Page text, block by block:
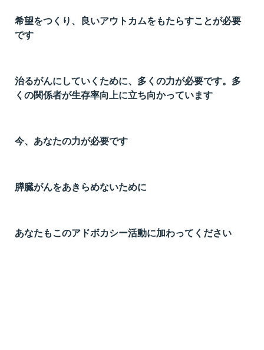
希望をつくり、良いアウトカムをもたらすことが必要
です
治るがんにしていくために、多くの力が必要です。多
くの関係者が生存率向上に立ち向かっています
今、あなたの力が必要です
膵臓がんをあきらめないために
あなたもこのアドボカシー活動に加わってください